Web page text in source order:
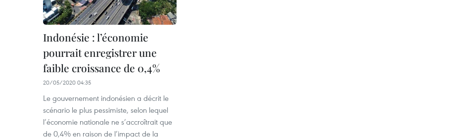
Indonésie : l’économie
pourrait enregistrer une
faible croissance de 0,4%
20/05/2020 04:35
Le gouvernement indonésien a décrit le
scénario le plus pessimiste, selon lequel
l’économie nationale ne s’accroîtrait que
de 0,4% en raison de l’impact de la